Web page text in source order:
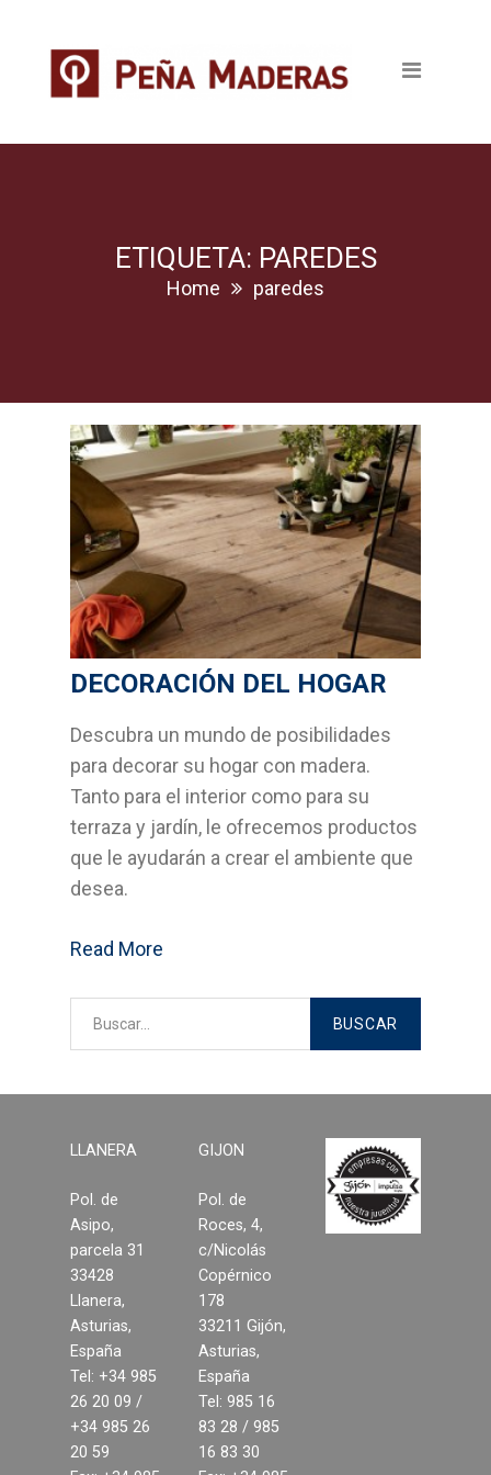
Productos
Tableros
Pavimentos
Ventanas
Bricolage
Cocinas
Sistemas Grass
Armarios empotrados
Cabinas Sanitarias
Formica
Servicios
Aplicaciones
Suelos laminados
jardinería
Estructuras y cubiertas
Compromiso
Medio Ambiente
Calidad
Desarrollo sostenible
ETIQUETA: PAREDES
Home paredes
DECORACIÓN DEL HOGAR
Descubra un mundo de posibilidades
para decorar su hogar con madera.
Tanto para el interior como para su
terraza y jardín, le ofrecemos productos
que le ayudarán a crear el ambiente que
desea.
Read More
LLANERA
Pol. de
Asipo,
parcela 31
33428
Llanera,
Asturias,
España
Tel: +34 985
26 20 09 /
+34 985 26
20 59
GIJON
Pol. de
Roces, 4,
c/Nicolás
Copérnico
178
33211 Gijón,
Asturias,
España
Tel: 985 16
83 28 / 985
16 83 30